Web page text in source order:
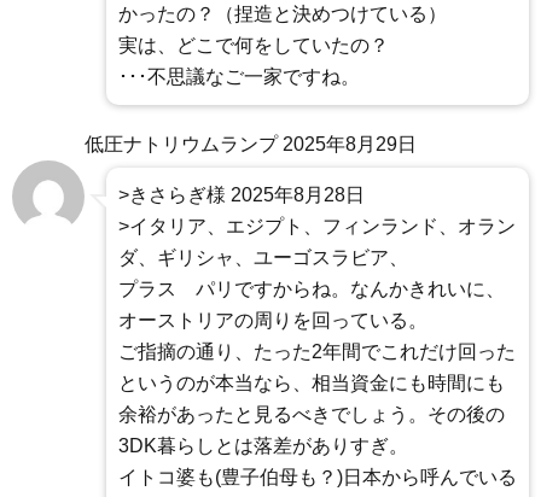
かったの？（捏造と決めつけている）
実は、どこで何をしていたの？
･･･不思議なご一家ですね。
低圧ナトリウムランプ 2025年8月29日
>きさらぎ様 2025年8月28日
>イタリア、エジプト、フィンランド、オラン
ダ、ギリシャ、ユーゴスラビア、
プラス パリですからね。なんかきれいに、
オーストリアの周りを回っている。
ご指摘の通り、たった2年間でこれだけ回った
というのが本当なら、相当資金にも時間にも
余裕があったと見るべきでしょう。その後の
3DK暮らしとは落差がありすぎ。
イトコ婆も(豊子伯母も？)日本から呼んでいる